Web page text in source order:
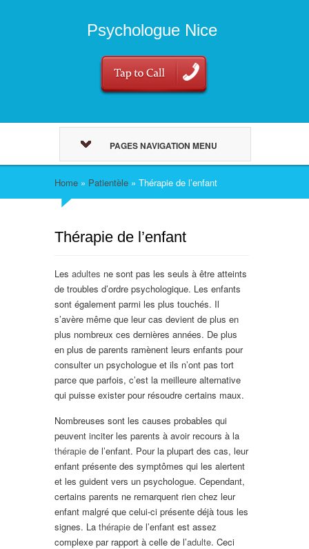
Psychologue Nice
PAGES NAVIGATION MENU
Home » Patientèle » Thérapie de l’enfant
Thérapie de l’enfant
Les adultes ne sont pas les seuls à être atteints
de troubles d’ordre psychologique. Les enfants
sont également parmi les plus touchés. Il
s’avère même que leur cas devient de plus en
plus nombreux ces dernières années. De plus
en plus de parents ramènent leurs enfants pour
consulter un psychologue et ils n’ont pas tort
parce que parfois, c’est la meilleure alternative
qui puisse exister pour résoudre certains maux.
Nombreuses sont les causes probables qui
peuvent inciter les parents à avoir recours à la
thérapie de l’enfant. Pour la plupart des cas, leur
enfant présente des symptômes qui les alertent
et les guident vers un psychologue. Cependant,
certains parents ne remarquent rien chez leur
enfant malgré que celui-ci présente déjà tous les
signes. La thérapie de l’enfant est assez
complexe par rapport à celle de l’adulte. Ceci